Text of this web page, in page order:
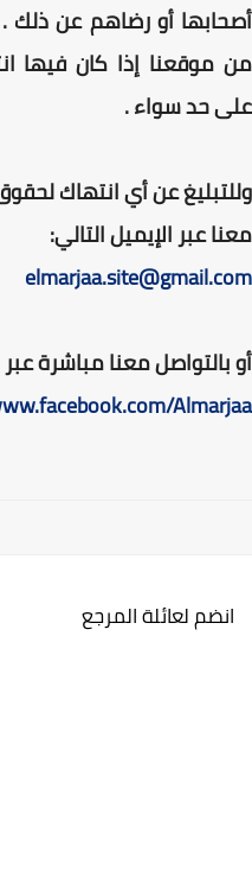
أصحابها أو رضاهم عن
من موقعنا إذا كان فيها
على حد سواء .
وللتبليغ عن أي انتهاك
معنا عبر الإيميل التالي:
elmarjaa.site@gmail.com
أو بالتواصل معنا مباشرة
Almarjaa
انضم لعائلة المرجع